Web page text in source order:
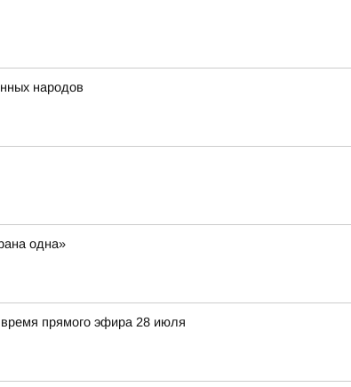
народов
одна»
прямого эфира 28 июля